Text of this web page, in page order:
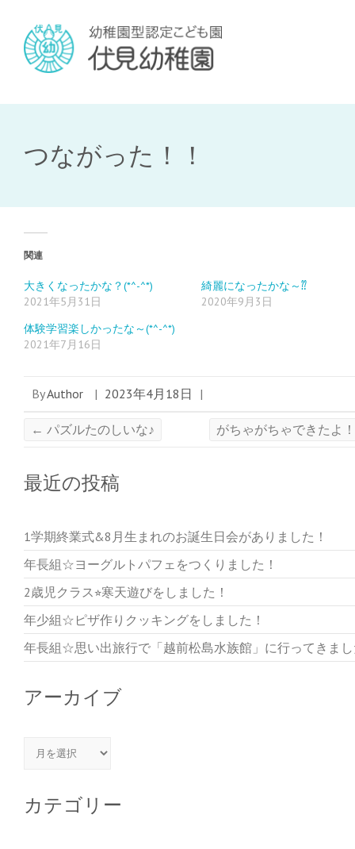
つながった！！
関連
大きくなったかな？(*^-^*)
2021年5月31日
綺麗になったかな～⁇
2020年9月3日
体験学習楽しかったな～(*^-^*)
2021年7月16日
ByAuthor | 2023年4月18日 |
← パズルたのしいな♪ がちゃがちゃできたよ
最近の投稿
1学期終業式&8月生まれのお誕生日会がありました！
年長組☆ヨーグルトパフェをつくりました！
2歳児クラス⭐︎寒天遊びをしました！
年少組☆ピザ作りクッキングをしました！
年長組☆思い出旅行で「越前松島水族館」に行ってきま
アーカイブ
アーカイブ
カテゴリー